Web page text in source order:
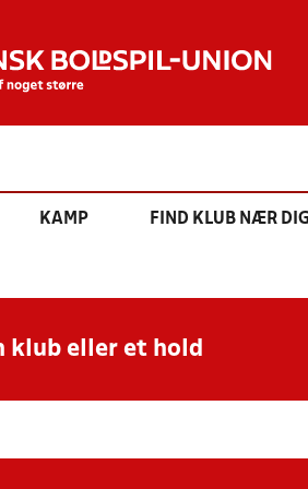
KAMP FIND KLUB NÆR
klub eller et hold